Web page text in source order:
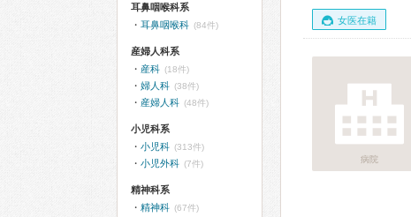
女医在籍
病院
耳鼻咽喉科系
耳鼻咽喉科 (84件)
産婦人科系
産科 (18件)
婦人科 (38件)
産婦人科 (48件)
小児科系
小児科 (313件)
小児外科 (7件)
精神科系
精神科 (67件)